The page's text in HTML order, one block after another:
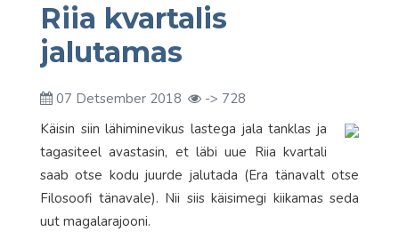
Riia kvartalis
jalutamas
07 Detsember 2018
-> 728
Käisin siin lähiminevikus lastega jala tanklas ja
tagasiteel avastasin, et läbi uue Riia kvartali
saab otse kodu juurde jalutada (Era tänavalt otse
Filosoofi tänavale). Nii siis käisimegi kiikamas seda
uut magalarajooni.